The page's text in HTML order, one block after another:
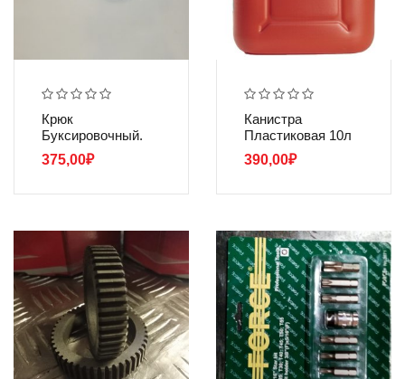
Крюк
Буксировочный.
375,00₽
Канистра
Пластиковая 10л
390,00₽